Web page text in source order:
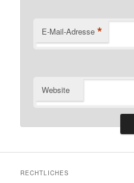
E-Mail-Adresse *
Website
RECHTLICHES